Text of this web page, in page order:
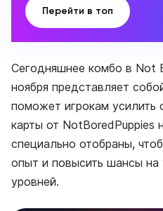
Перейти в топ
Сегодняшнее комбо в Not
ноября представляет
поможет игрокам усилить
карты от NotBoredPuppies
специально отобраны,
опыт и повысить шансы
уровней.